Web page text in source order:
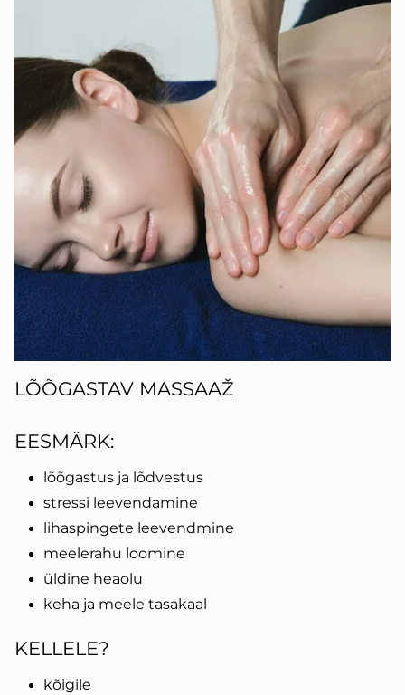
LÕÕGASTAV MASSAAŽ
EESMÄRK:
lõõgastus ja lõdvestus
stressi leevendamine
lihaspingete leevendmine
meelerahu loomine
üldine heaolu
keha ja meele tasakaal
KELLELE?
kõigile